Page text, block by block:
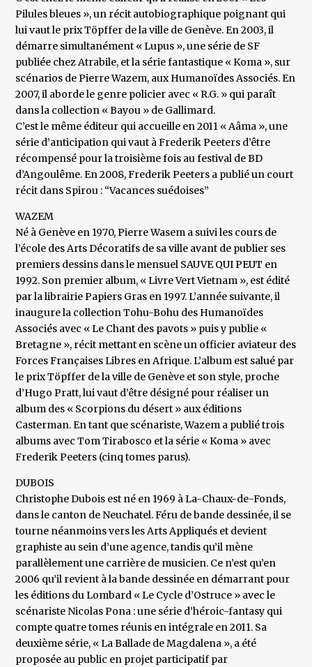
Pilules bleues », un récit autobiographique poignant qui
lui vaut le prix Töpffer de la ville de Genève. En 2003, il
démarre simultanément « Lupus », une série de SF
publiée chez Atrabile, et la série fantastique « Koma », sur
scénarios de Pierre Wazem, aux Humanoïdes Associés. En
2007, il aborde le genre policier avec « R.G. » qui paraît
dans la collection « Bayou » de Gallimard.
C’est le même éditeur qui accueille en 2011 « Aâma », une
série d’anticipation qui vaut à Frederik Peeters d’être
récompensé pour la troisième fois au festival de BD
d’Angoulême. En 2008, Frederik Peeters a publié un court
récit dans Spirou : “Vacances suédoises”
WAZEM
Né à Genève en 1970, Pierre Wasem a suivi les cours de
l’école des Arts Décoratifs de sa ville avant de publier ses
premiers dessins dans le mensuel SAUVE QUI PEUT en
1992. Son premier album, « Livre Vert Vietnam », est édité
par la librairie Papiers Gras en 1997. L’année suivante, il
inaugure la collection Tohu-Bohu des Humanoïdes
Associés avec « Le Chant des pavots » puis y publie «
Bretagne », récit mettant en scène un officier aviateur des
Forces Françaises Libres en Afrique. L’album est salué par
le prix Töpffer de la ville de Genève et son style, proche
d’Hugo Pratt, lui vaut d’être désigné pour réaliser un
album des « Scorpions du désert » aux éditions
Casterman. En tant que scénariste, Wazem a publié trois
albums avec Tom Tirabosco et la série « Koma » avec
Frederik Peeters (cinq tomes parus).
DUBOIS
Christophe Dubois est né en 1969 à La-Chaux-de-Fonds,
dans le canton de Neuchatel. Féru de bande dessinée, il se
tourne néanmoins vers les Arts Appliqués et devient
graphiste au sein d’une agence, tandis qu’il mène
parallèlement une carrière de musicien. Ce n’est qu’en
2006 qu’il revient à la bande dessinée en démarrant pour
les éditions du Lombard « Le Cycle d’Ostruce » avec le
scénariste Nicolas Pona : une série d’héroic-fantasy qui
compte quatre tomes réunis en intégrale en 2011. Sa
deuxième série, « La Ballade de Magdalena », a été
proposée au public en projet participatif par